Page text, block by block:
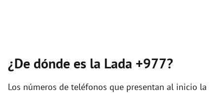
¿De dónde es la Lada +977?
Los números de teléfonos que presentan al inicio la